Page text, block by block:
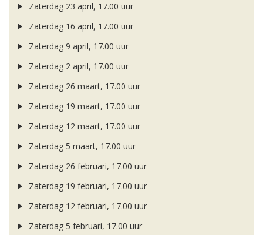
Zaterdag 23 april, 17.00 uur
Zaterdag 16 april, 17.00 uur
Zaterdag 9 april, 17.00 uur
Zaterdag 2 april, 17.00 uur
Zaterdag 26 maart, 17.00 uur
Zaterdag 19 maart, 17.00 uur
Zaterdag 12 maart, 17.00 uur
Zaterdag 5 maart, 17.00 uur
Zaterdag 26 februari, 17.00 uur
Zaterdag 19 februari, 17.00 uur
Zaterdag 12 februari, 17.00 uur
Zaterdag 5 februari, 17.00 uur